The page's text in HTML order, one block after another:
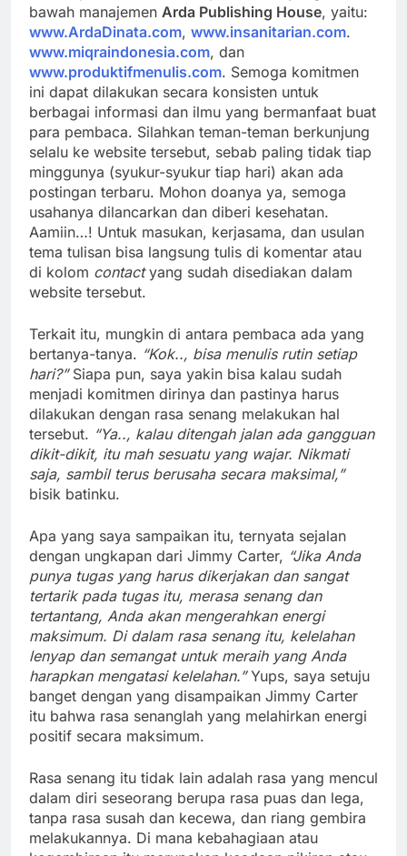
bawah manajemen Arda Publishing House, yaitu:
www.ArdaDinata.com, www.insanitarian.com.
www.miqraindonesia.com, dan
www.produktifmenulis.com. Semoga komitmen
ini dapat dilakukan secara konsisten untuk
berbagai informasi dan ilmu yang bermanfaat buat
para pembaca. Silahkan teman-teman berkunjung
selalu ke website tersebut, sebab paling tidak tiap
minggunya (syukur-syukur tiap hari) akan ada
postingan terbaru. Mohon doanya ya, semoga
usahanya dilancarkan dan diberi kesehatan.
Aamiin…! Untuk masukan, kerjasama, dan usulan
tema tulisan bisa langsung tulis di komentar atau
di kolom contactyang sudah disediakan dalam
website tersebut.
Terkait itu, mungkin di antara pembaca ada yang
bertanya-tanya. “Kok.., bisa menulis rutin setiap
hari?”Siapa pun, saya yakin bisa kalau sudah
menjadi komitmen dirinya dan pastinya harus
dilakukan dengan rasa senang melakukan hal
tersebut. “Ya.., kalau ditengah jalan ada gangguan
dikit-dikit, itu mah sesuatu yang wajar. Nikmati
saja, sambil terus berusaha secara maksimal,”
bisik batinku.
Apa yang saya sampaikan itu, ternyata sejalan
dengan ungkapan dari Jimmy Carter, “Jika Anda
punya tugas yang harus dikerjakan dan sangat
tertarik pada tugas itu, merasa senang dan
tertantang, Anda akan mengerahkan energi
maksimum. Di dalam rasa senang itu, kelelahan
lenyap dan semangat untuk meraih yang Anda
harapkan mengatasi kelelahan.”Yups, saya setuju
banget dengan yang disampaikan Jimmy Carter
itu bahwa rasa senanglah yang melahirkan energi
positif secara maksimum.
Rasa senang itu tidak lain adalah rasa yang mencul
dalam diri seseorang berupa rasa puas dan lega,
tanpa rasa susah dan kecewa, dan riang gembira
melakukannya. Di mana kebahagiaan atau